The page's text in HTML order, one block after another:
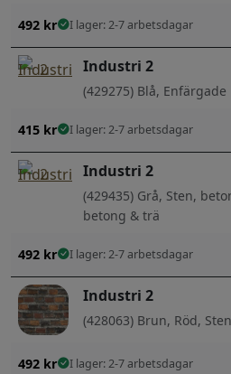
492 kr I lager: 2-7 arbetsdagar
Industri 2
(429275) Blå, Enfärgade
415 kr I lager: 2-7 arbetsdagar
Industri 2
(429435) Grå, Sten,
betong & trä
492 kr I lager: 2-7 arbetsdagar
Industri 2
(428063) Brun, Röd,
492 kr I lager: 2-7 arbetsdagar